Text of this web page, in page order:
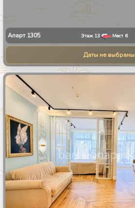
Апарт 1305 Этаж 13 Мест 6
Даты не выбраны